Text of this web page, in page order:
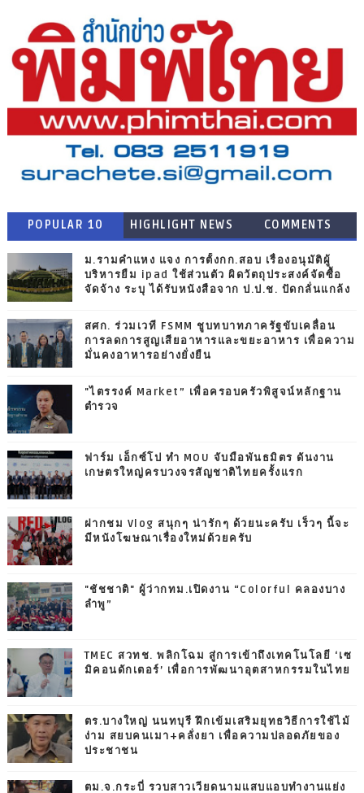
POPULAR 10 HIGHLIGHT NEWS COMMENTS
ม.รามคำแหง แจง การตั้งกก.สอบ เรื่องอนุมัติผู้
บริหารยืม ipad ใช้ส่วนตัว ผิดวัตถุประสงค์จัดซื้อ
จัดจ้าง ระบุ ได้รับหนังสือจาก ป.ป.ช. ปัดกลั่นแกล้ง
สศก. ร่วมเวที FSMM ชูบทบาทภาครัฐขับเคลื่อน
การลดการสูญเสียอาหารและขยะอาหาร เพื่อความ
มั่นคงอาหารอย่างยั่งยืน
"ไตรรงค์ Market” เพื่อครอบครัวพิสูจน์หลักฐาน
ตำรวจ
ฟาร์ม เอ็กซ์โป ทำ MOU จับมือพันธมิตร ดันงาน
เกษตรใหญ่ครบวงจรสัญชาติไทยครั้งแรก
ฝากชม Vlog สนุกๆ น่ารักๆ ด้วยนะครับ เร็วๆ นี้จะ
มีหนังโฆษณาเรื่องใหม่ด้วยครับ
"ชัชชาติ" ผู้ว่ากทม.เปิดงาน “Colorful คลองบาง
ลำพู”
TMEC สวทช. พลิกโฉม สู่การเข้าถึงเทคโนโลยี ‘เซ
มิคอนดักเตอร์’ เพื่อการพัฒนาอุตสาหกรรมในไทย
ตร.บางใหญ่ นนทบุรี ฝึกเข้มเสริมยุทธวิธีการใช้ไม้
ง่าม สยบคนเมา+คลั่งยา เพื่อความปลอดภัยของ
ประชาชน
ตม.จ.กระบี่ รวบสาวเวียดนามแสบแอบทำงานแย่ง